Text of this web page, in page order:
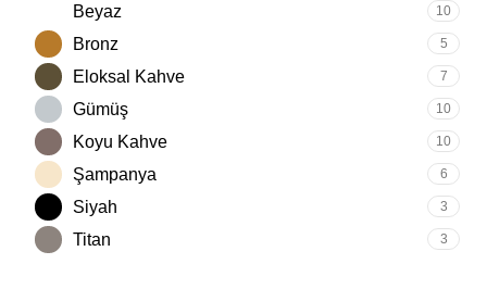
Beyaz 10
Bronz 5
Eloksal Kahve 7
Gümüş 10
Koyu Kahve 10
Şampanya 6
Siyah 3
Titan 3